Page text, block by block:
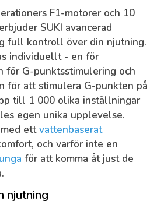
F1-motorer och 10
SUKI avancerad
full kontroll över din njutning.
individuellt - en för
för G-punktsstimulering och
för att stimulera G-punkten på
till 1 000 olika inställningar
egen unika upplevelse.
ettvattenbaserat
och varför inte en
för att komma åt just de
njutning